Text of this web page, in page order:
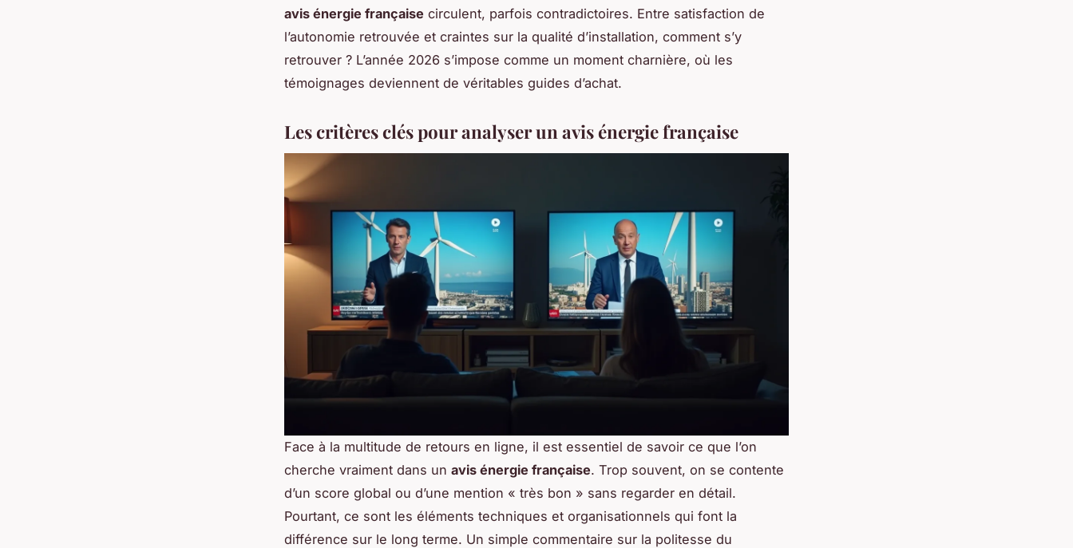
avis énergie française circulent, parfois contradictoires. Entre satisfaction de
l’autonomie retrouvée et craintes sur la qualité d’installation, comment s’y
retrouver ? L’année 2026 s’impose comme un moment charnière, où les
témoignages deviennent de véritables guides d’achat.
Les critères clés pour analyser un avis énergie française
Face à la multitude de retours en ligne, il est essentiel de savoir ce que l’on
cherche vraiment dans un avis énergie française. Trop souvent, on se contente
d’un score global ou d’une mention « très bon » sans regarder en détail.
Pourtant, ce sont les éléments techniques et organisationnels qui font la
différence sur le long terme. Un simple commentaire sur la politesse du